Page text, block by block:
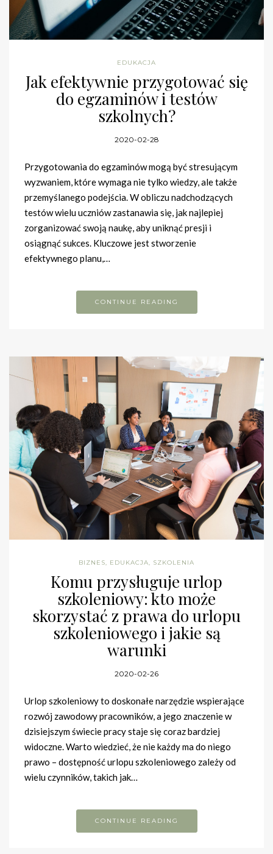
EDUKACJA
Jak efektywnie przygotować się
do egzaminów i testów
szkolnych?
2020-02-28
Przygotowania do egzaminów mogą być stresującym
wyzwaniem, które wymaga nie tylko wiedzy, ale także
przemyślanego podejścia. W obliczu nadchodzących
testów wielu uczniów zastanawia się, jak najlepiej
zorganizować swoją naukę, aby uniknąć presji i
osiągnąć sukces. Kluczowe jest stworzenie
efektywnego planu,…
CONTINUE READING
BIZNES, EDUKACJA, SZKOLENIA
Komu przysługuje urlop
szkoleniowy: kto może
skorzystać z prawa do urlopu
szkoleniowego i jakie są
warunki
2020-02-26
Urlop szkoleniowy to doskonałe narzędzie wspierające
rozwój zawodowy pracowników, a jego znaczenie w
dzisiejszym świecie pracy staje się coraz bardziej
widoczne. Warto wiedzieć, że nie każdy ma do niego
prawo – dostępność urlopu szkoleniowego zależy od
wielu czynników, takich jak…
CONTINUE READING